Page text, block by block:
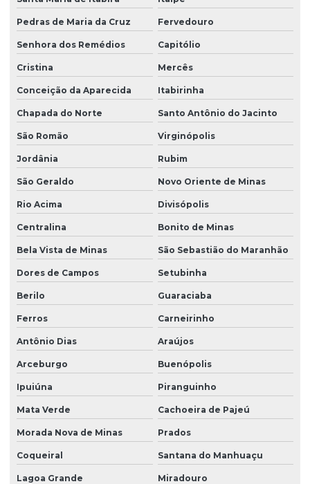
Pedras de Maria da Cruz Fervedouro
Senhora dos Remédios Capitólio
Cristina Mercês
Conceição da Aparecida Itabirinha
Chapada do Norte Santo Antônio do Jacinto
São Romão Virginópolis
Jordânia Rubim
São Geraldo Novo Oriente de Minas
Rio Acima Divisópolis
Centralina Bonito de Minas
Bela Vista de Minas São Sebastião do Maranhão
Dores de Campos Setubinha
Berilo Guaraciaba
Ferros Carneirinho
Antônio Dias Araújos
Arceburgo Buenópolis
Ipuiúna Piranguinho
Mata Verde Cachoeira de Pajeú
Morada Nova de Minas Prados
Coqueiral Santana do Manhuaçu
Lagoa Grande Miradouro